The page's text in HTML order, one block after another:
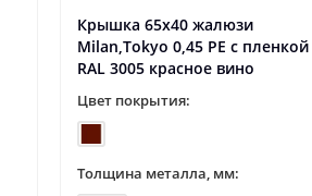
Крышка 65х40 жалюзи
Milan,Tokyo 0,45 PE с пленкой
RAL 3005 красное вино
Цвет покрытия:
Толщина металла, мм: